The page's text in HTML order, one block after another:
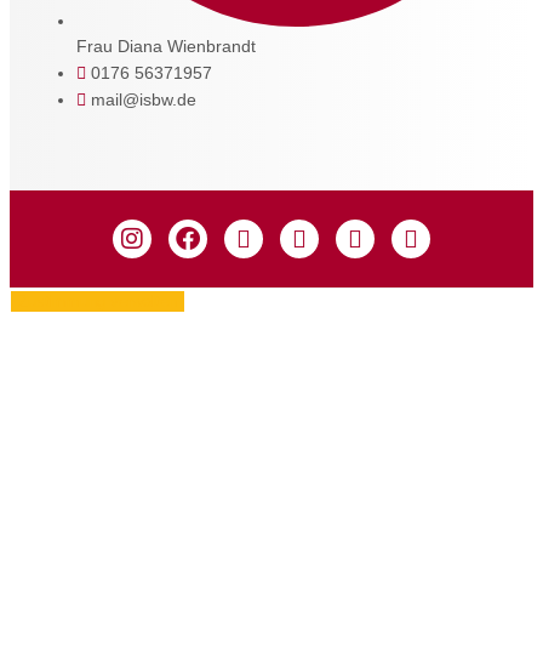
Frau Diana Wienbrandt
0176 56371957
mail@isbw.de